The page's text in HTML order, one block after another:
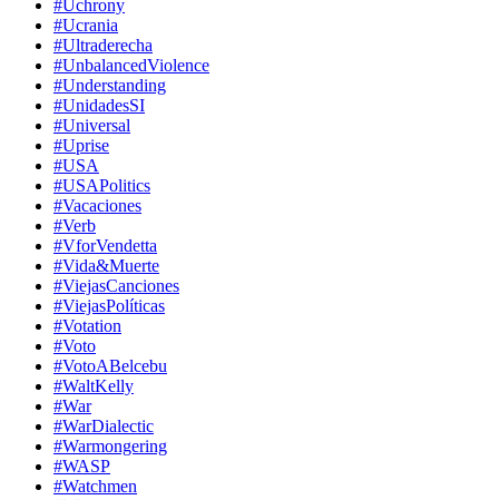
#Uchrony
#Ucrania
#Ultraderecha
#UnbalancedViolence
#Understanding
#UnidadesSI
#Universal
#Uprise
#USA
#USAPolitics
#Vacaciones
#Verb
#VforVendetta
#Vida&Muerte
#ViejasCanciones
#ViejasPolíticas
#Votation
#Voto
#VotoABelcebu
#WaltKelly
#War
#WarDialectic
#Warmongering
#WASP
#Watchmen